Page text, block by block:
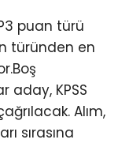
puan türü
türünden en
aday, KPSS
Alım,
sırasına